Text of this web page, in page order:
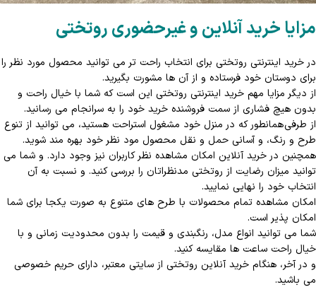
مزایا خرید آنلاین و غیرحضوری روتختی
در خرید اینترنتی روتختی برای انتخاب راحت تر می توانید محصول مورد نظر را
برای دوستان خود فرستاده و از آن ها مشورت بگیرید.
از دیگر مزایا مهم خرید اینترنتی روتختی این است که شما با خیال راحت و
بدون هیچ فشاری از سمت فروشنده خرید خود را به سرانجام می رسانید.
از طرفی همانطور که در منزل خود مشغول استراحت هستید، می توانید از تنوع
طرح و رنگ، و آسانی حمل و نقل محصول مود نظر خود بهره مند شوید.
همچنین در خرید آنلاین امکان مشاهده نظر کاربران نیز وجود دارد. و شما می
توانید میزان رضایت از روتختی مدنظراتان را بررسی کنید. و نسبت به آن
انتخاب خود را نهایی نمایید.
امکان مشاهده تمام محصولات با طرح های متنوع به صورت یکجا برای شما
امکان پذیر است.
شما می توانید انواع مدل، رنگبندی و قیمت را بدون محدودیت زمانی و با
خیال راحت ساعت ها مقایسه کنید.
و در آخر، هنگام خرید آنلاین روتختی از سایتی معتبر، دارای حریم خصوصی
می باشید.